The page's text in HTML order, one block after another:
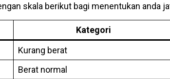
skala berikut bagi menentukan anda
Kategori
Kurang berat
Berat normal